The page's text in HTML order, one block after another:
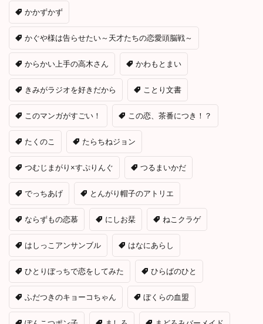
かかずかず
かぐや様は告らせたい～天才たちの恋愛頭脳戦～
からかい上手の高木さん かわもとまい
きみがラジオを好きだから ことり文書
このマンガがすごい！ この恋、茶番につき！？
たくのこ たらちねジョン
つむじまがり×すぷりんぐ つるまいかだ
でっちあげ とんがり帽子のアトリエ
ならずもの恋慕 にしお栞 ねこクラゲ
はしっこアンサンブル はなにあらし
ひとりぼっちで恋をしてみた ひらばのひと
ふだつきのキョーコちゃん ぼくらの血盟